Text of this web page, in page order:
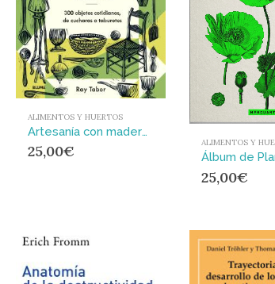
ALIMENTOS Y HUERTOS
Artesanía con madera verde : 300 objetos cotidianos, de cucharas a taburetes
25,00€ ALIMENTOS Y
25,00€